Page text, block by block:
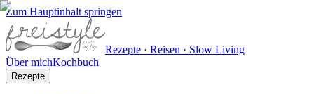
Zum Hauptinhalt springen
Rezepte · Reisen · Slow Living
Über michKochbuch
Rezepte